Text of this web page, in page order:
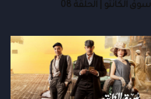
سوق الكانتو | الحلقة 08